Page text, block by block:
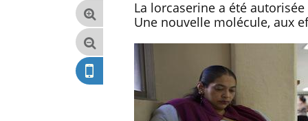
La lorcaserine a été
Une nouvelle molécule, aux